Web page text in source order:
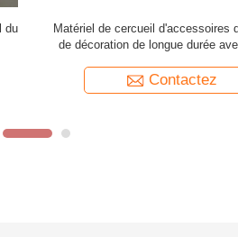
Électrodéposition supérieure de
coin de décoration de cercueil de
Contactez